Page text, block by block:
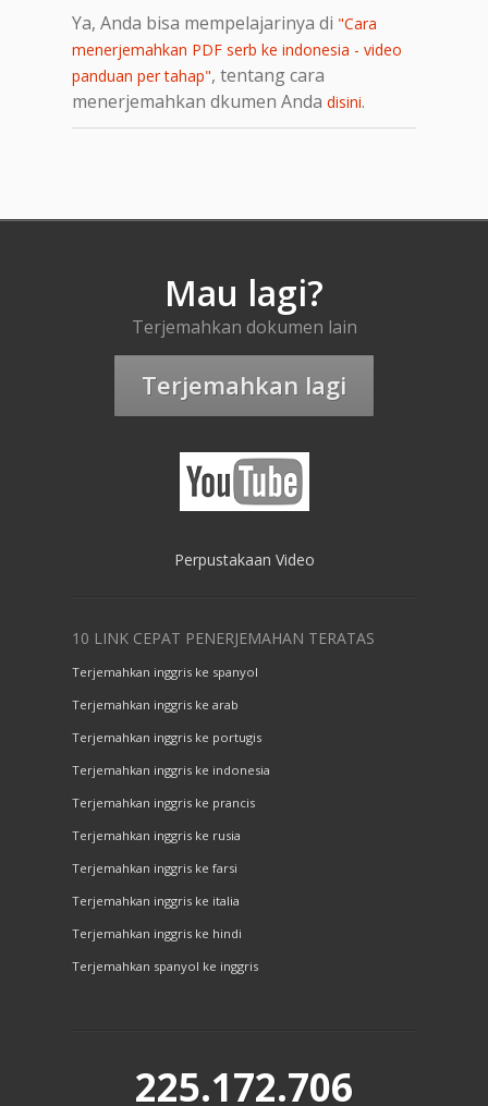
Ya, Anda bisa mempelajarinya di "Cara
menerjemahkan PDF serb ke indonesia - video
panduan per tahap", tentang cara
menerjemahkan dkumen Anda disini.
Mau lagi?
Terjemahkan dokumen lain
Terjemahkan lagi
Perpustakaan Video
10 LINK CEPAT PENERJEMAHAN TERATAS
Terjemahkan inggris ke spanyol
Terjemahkan inggris ke arab
Terjemahkan inggris ke portugis
Terjemahkan inggris ke indonesia
Terjemahkan inggris ke prancis
Terjemahkan inggris ke rusia
Terjemahkan inggris ke farsi
Terjemahkan inggris ke italia
Terjemahkan inggris ke hindi
Terjemahkan spanyol ke inggris
225.172.706